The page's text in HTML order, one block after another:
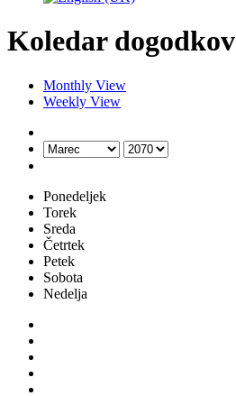
Koledar dogodkov
Monthly View
Weekly View
Ponedeljek
Torek
Sreda
Četrtek
Petek
Sobota
Nedelja